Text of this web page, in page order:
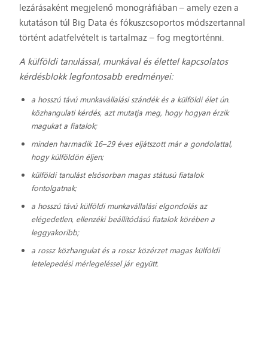
lezárásaként megjelenő monográfiában – amely ezen a
kutatáson túl Big Data és fókuszcsoportos módszertannal
történt adatfelvételt is tartalmaz – fog megtörténni.
A külföldi tanulással, munkával és élettel kapcsolatos
kérdésblokk legfontosabb eredményei:
a hosszú távú munkavállalási szándék és a külföldi élet ún.
közhangulati kérdés, azt mutatja meg, hogy hogyan érzik
magukat a fiatalok;
minden harmadik 16–29 éves eljátszott már a gondolattal,
hogy külföldön éljen;
külföldi tanulást elsősorban magas státusú fiatalok
fontolgatnak;
a hosszú távú külföldi munkavállalási elgondolás az
elégedetlen, ellenzéki beállítódású fiatalok körében a
leggyakoribb;
a rossz közhangulat és a rossz közérzet magas külföldi
letelepedési mérlegeléssel jár együtt.